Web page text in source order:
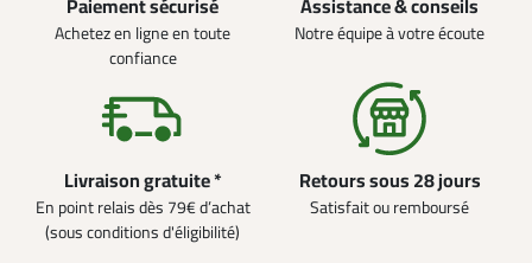
Paiement sécurisé
Achetez en ligne en toute
confiance
Assistance & conseils
Notre équipe à votre écoute
Livraison gratuite *
En point relais dès 79€ d’achat
(sous conditions d'éligibilité)
Retours sous 28 jours
Satisfait ou remboursé